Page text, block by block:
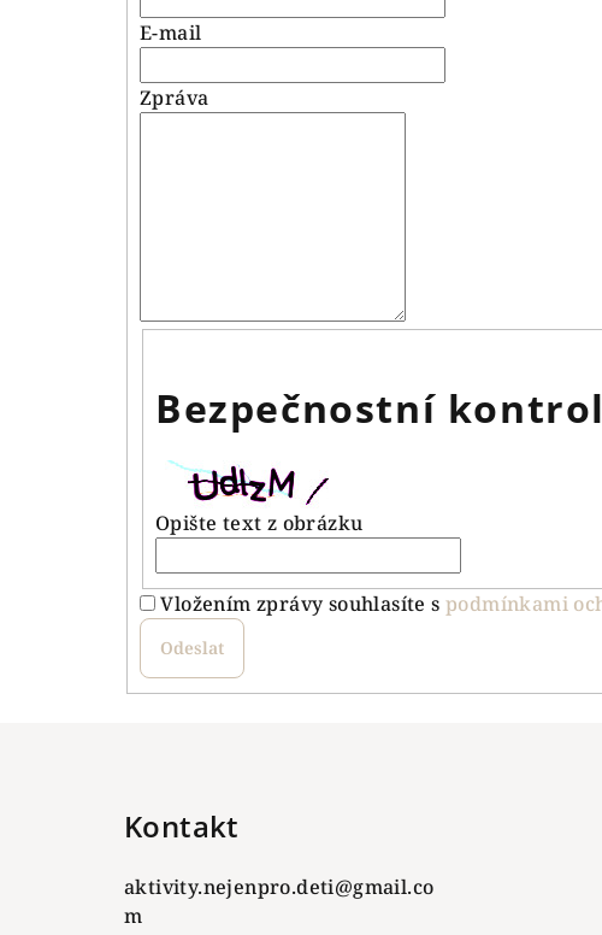
E-mail
Zpráva
Bezpečnostní
Opište text z obrázku
Vložením zprávy souhlasíte s podmínkami
Odeslat
Kontakt
aktivity.nejenpro.deti@gmail.co
m